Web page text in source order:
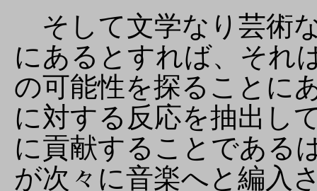
そして文学なり芸術
にあるとすれば、それ
の可能性を探ることに
に対する反応を抽出し
に貢献することである
が次々に音楽へと編入